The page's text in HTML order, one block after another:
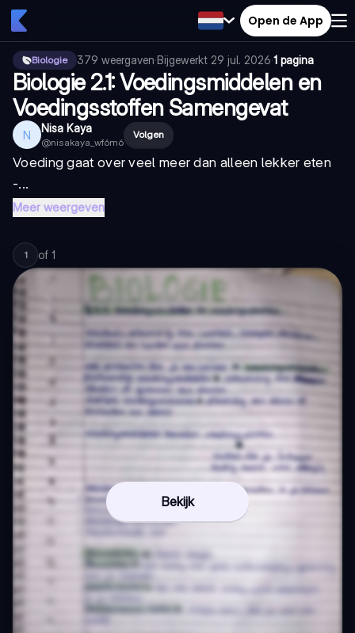
Open de App
Biologie 379 weergaven·Bijgewerkt 29 jul. 2026·1 pagina
Biologie 2.1: Voedingsmiddelen en
Voedingsstoffen Samengevat
N Nisa Kaya
@nisakaya_wf6m6
Volgen
Voeding gaat over veel meer dan alleen lekker eten
-...
Meer weergeven
1 of 1
Bekijk